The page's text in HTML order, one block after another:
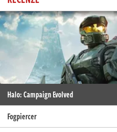
Halo: Campaign Evolved
Fogpiercer